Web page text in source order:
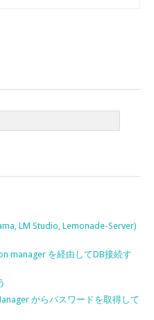
LM Studio, Lemonade-Server)
manager を経由してDB接続す
からパスワードを取得して